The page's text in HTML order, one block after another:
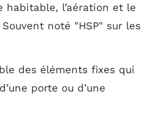
habitable, l’aération et le
noté "HSP" sur les
des éléments fixes qui
porte ou d’une